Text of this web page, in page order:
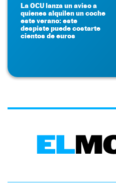
La OCU lanza un aviso a
quienes alquilen un coche
este verano: este
despiste puede costarte
cientos de euros